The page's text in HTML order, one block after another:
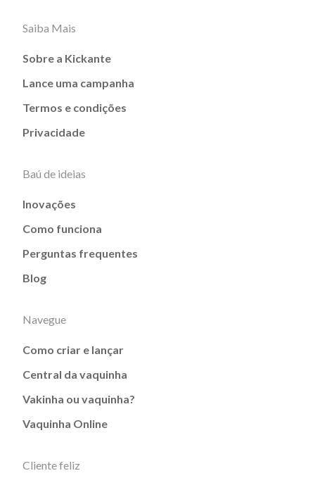
Saiba Mais
Sobre a Kickante
Lance uma campanha
Termos e condições
Privacidade
Baú de ideias
Inovações
Como funciona
Perguntas frequentes
Blog
Navegue
Como criar e lançar
Central da vaquinha
Vakinha ou vaquinha?
Vaquinha Online
Cliente feliz